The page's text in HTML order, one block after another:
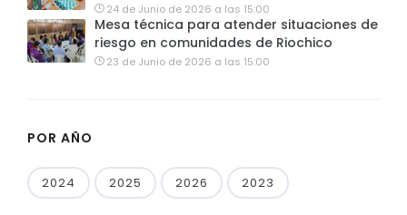
24 de Junio de 2026 a las 15:00
Mesa técnica para atender situaciones de
riesgo en comunidades de Riochico
23 de Junio de 2026 a las 15:00
POR AÑO
2024 2025 2026 2023